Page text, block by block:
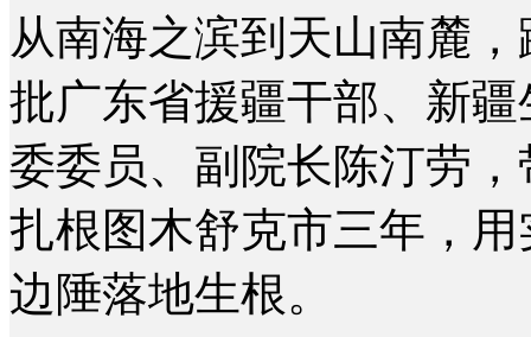
从南海之滨到天山南麓
批广东省援疆干部、新
委委员、副院长陈汀劳
扎根图木舒克市三年，
边陲落地生根。